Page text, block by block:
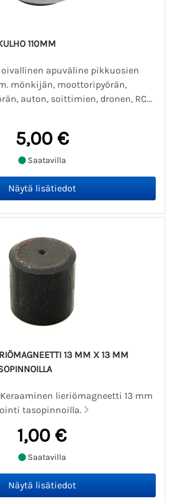
110MM
apuväline pikkuosien
mönkijän, moottoripyörän,
auton, soittimien, dronen, RC...
5,00 €
Saatavilla
13 MM X 13 MM
Keraaminen lieriömagneetti 13 mm
tasopinnoilla.
1,00 €
Saatavilla